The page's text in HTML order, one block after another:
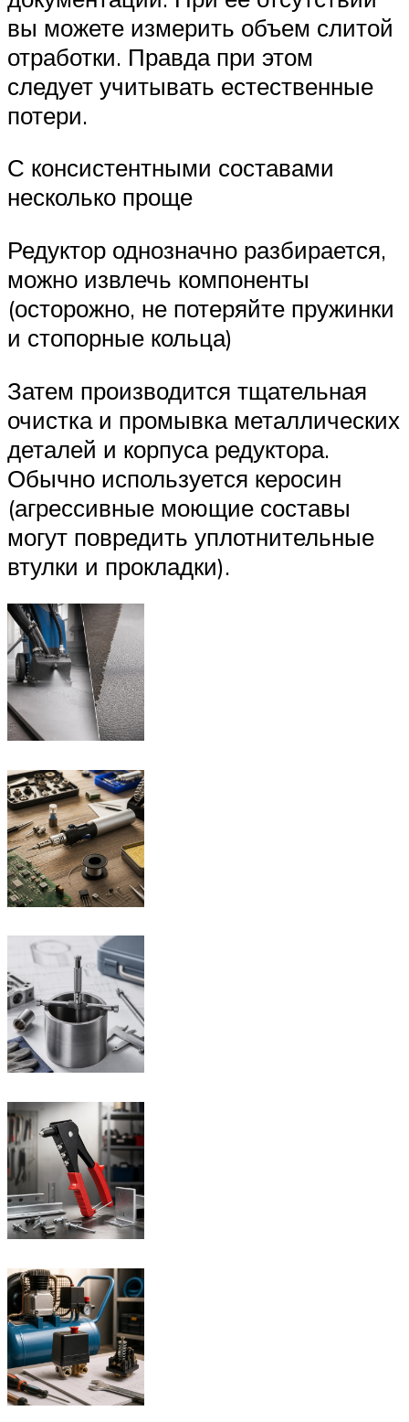
вы можете измерить объем слитой
отработки. Правда при этом
следует учитывать естественные
потери.
С консистентными составами
несколько проще
Редуктор однозначно разбирается,
можно извлечь компоненты
(осторожно, не потеряйте пружинки
и стопорные кольца)
Затем производится тщательная
очистка и промывка металлических
деталей и корпуса редуктора.
Обычно используется керосин
(агрессивные моющие составы
могут повредить уплотнительные
втулки и прокладки).